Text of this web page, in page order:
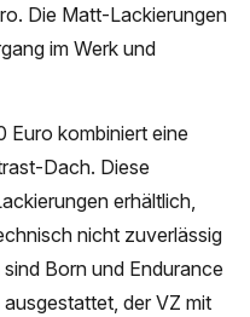
Die Matt-Lackierungen
im Werk und
kombiniert eine
Dach. Diese
erhältlich,
nicht zuverlässig
Born und Endurance
der VZ mit